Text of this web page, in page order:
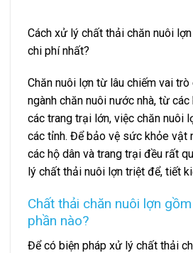
Cách xử lý chất thải chăn nuôi
chi phí nhất?
Chăn nuôi lợn từ lâu chiếm vai
ngành chăn nuôi nước nhà, từ
các trang trại lớn, việc chăn nuôi
các tỉnh. Để bảo vệ sức khỏe vật
các hộ dân và trang trại đều rất
lý chất thải nuôi lợn triệt để, tiết
Chất thải chăn nuôi lợn
phần nào?
Để có biện pháp xử lý chất thải